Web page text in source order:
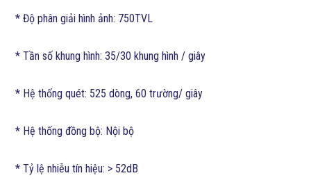
* Độ phân giải hình ảnh: 750TVL
* Tần số khung hình: 35/30 khung hình / giây
* Hệ thống quét: 525 dòng, 60 trường/ giây
* Hệ thống đồng bộ: Nội bộ
* Tỷ lệ nhiễu tín hiệu: > 52dB